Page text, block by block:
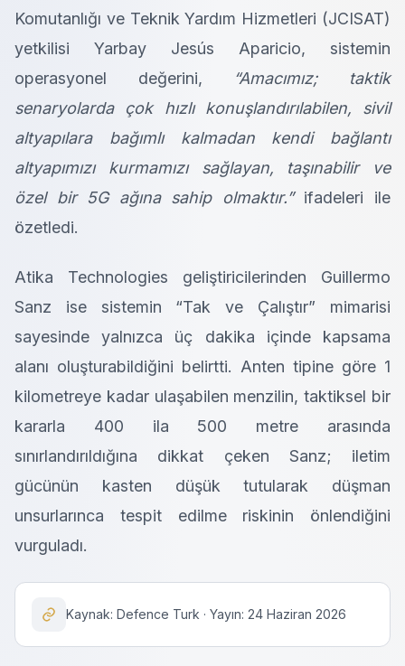
Komutanlığı ve Teknik Yardım Hizmetleri (JCISAT)
yetkilisi Yarbay Jesús Aparicio, sistemin
operasyonel değerini, “Amacımız; taktik
senaryolarda çok hızlı konuşlandırılabilen, sivil
altyapılara bağımlı kalmadan kendi bağlantı
altyapımızı kurmamızı sağlayan, taşınabilir ve
özel bir 5G ağına sahip olmaktır.”ifadeleri ile
özetledi.
Atika Technologies geliştiricilerinden Guillermo
Sanz ise sistemin “Tak ve Çalıştır” mimarisi
sayesinde yalnızca üç dakika içinde kapsama
alanı oluşturabildiğini belirtti. Anten tipine göre 1
kilometreye kadar ulaşabilen menzilin, taktiksel bir
kararla 400 ila 500 metre arasında
sınırlandırıldığına dikkat çeken Sanz; iletim
gücünün kasten düşük tutularak düşman
unsurlarınca tespit edilme riskinin önlendiğini
vurguladı.
Kaynak: Defence Turk · Yayın: 24 Haziran 2026